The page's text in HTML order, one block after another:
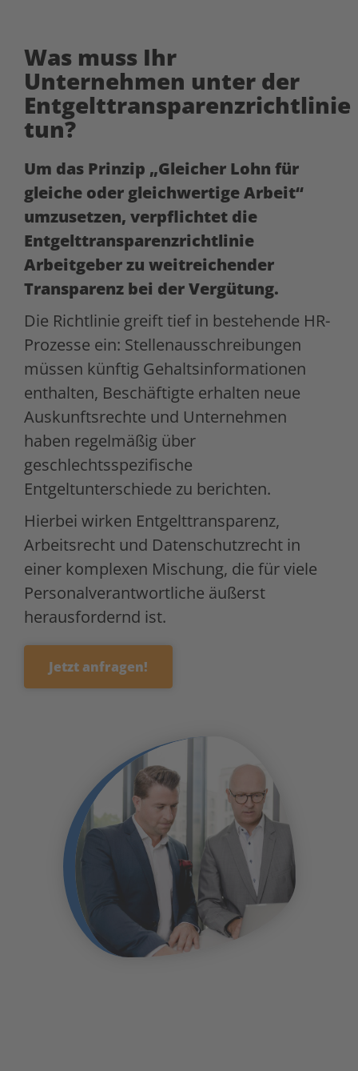
Was muss Ihr
Unternehmen unter der
Entgelttransparenzrichtlinie
tun?
Um das Prinzip „Gleicher Lohn für
gleiche oder gleichwertige Arbeit“
umzusetzen, verpflichtet die
Entgelttransparenzrichtlinie
Arbeitgeber zu weitreichender
Transparenz bei der Vergütung.
Die Richtlinie greift tief in bestehende HR-
Prozesse ein: Stellenausschreibungen
müssen künftig Gehaltsinformationen
enthalten, Beschäftigte erhalten neue
Auskunftsrechte und Unternehmen
haben regelmäßig über
geschlechtsspezifische
Entgeltunterschiede zu berichten.
Hierbei wirken Entgelttransparenz,
Arbeitsrecht und Datenschutzrecht in
einer komplexen Mischung, die für viele
Personalverantwortliche äußerst
herausfordernd ist.
Jetzt anfragen!